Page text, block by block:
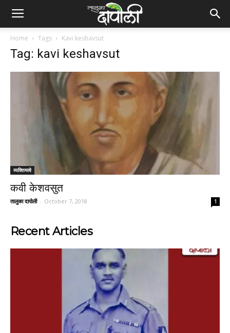
Home Tags Kavi keshavsut
Tag: kavi keshavsut
व्यक्तिमत्वे
कवी केशवसुत
तालुका दापोली - October 7, 2018 1
Recent Articles